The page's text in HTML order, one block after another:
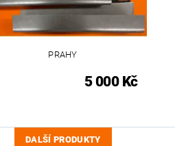
PRAHY
5 000 Kč
DALŠÍ PRODUKTY